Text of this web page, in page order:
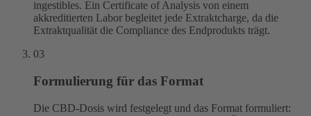
ingestibles. Ein Certificate of Analysis von einem
akkreditierten Labor begleitet jede Extraktcharge, da die
Extraktqualität die Compliance des Endprodukts trägt.
03
Formulierung für das Format
Die CBD-Dosis wird festgelegt und das Format formuliert: